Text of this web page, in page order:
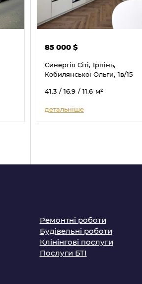
85 000 $
Синергія Сіті, Ірпінь,
Кобилянської Ольги, 1в/15
41.3 / 16.9 / 11.6 м²
детальніше
Ремонтні роботи
Будівельні роботи
Клінінгові послуги
Послуги БТІ